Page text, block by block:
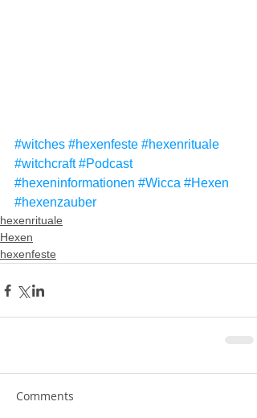
#witches #hexenfeste #hexenrituale
#witchcraft #Podcast
#hexeninformationen #Wicca #Hexen
#hexenzauber
hexenrituale
Hexen
hexenfeste
Comments